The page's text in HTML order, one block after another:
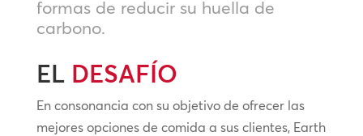
formas de reducir su huella de
carbono.
EL DESAFÍO
En consonancia con su objetivo de ofrecer las
mejores opciones de comida a sus clientes, Earth